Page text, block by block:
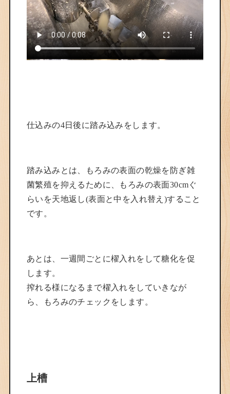
仕込みの4日後に踏み込みをします。
踏み込みとは、もろみの表面の乾燥を防ぎ雑
菌繁殖を抑えるために、もろみの表面30cmぐ
らいを天地返し(表面と中を入れ替え)すること
です。
あとは、一週間ごとに櫂入れをして糖化を促
します。
搾れる様になるまで櫂入れをしていきなが
ら、もろみのチェックをします。
上槽